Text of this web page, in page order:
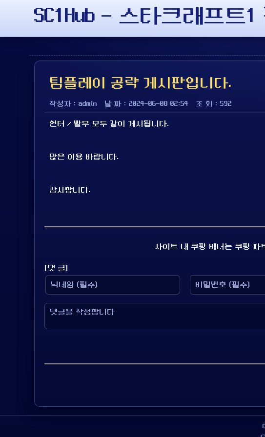
SC1Hub - 스타크래프트
팀플레이 공략 게시판입니다.
작성자 : admin 날 짜 : 2024-06-08 02:54 조 회 : 592
헌터 / 빨무 모두 같이 게시됩니다.
많은 이용 바랍니다.
감사합니다.
사이트 내 쿠팡 배너는 쿠팡 파
[댓 글]